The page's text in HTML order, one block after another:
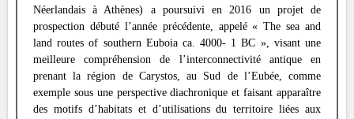
Néerlandais à Athènes) a poursuivi en 2016 un projet de
prospection débuté l’année précédente, appelé « The sea and
land routes of southern Euboia ca. 4000- 1 BC », visant une
meilleure compréhension de l’interconnectivité antique en
prenant la région de Carystos, au Sud de l’Eubée, comme
exemple sous une perspective diachronique et faisant apparaître
des motifs d’habitats et d’utilisations du territoire liées aux